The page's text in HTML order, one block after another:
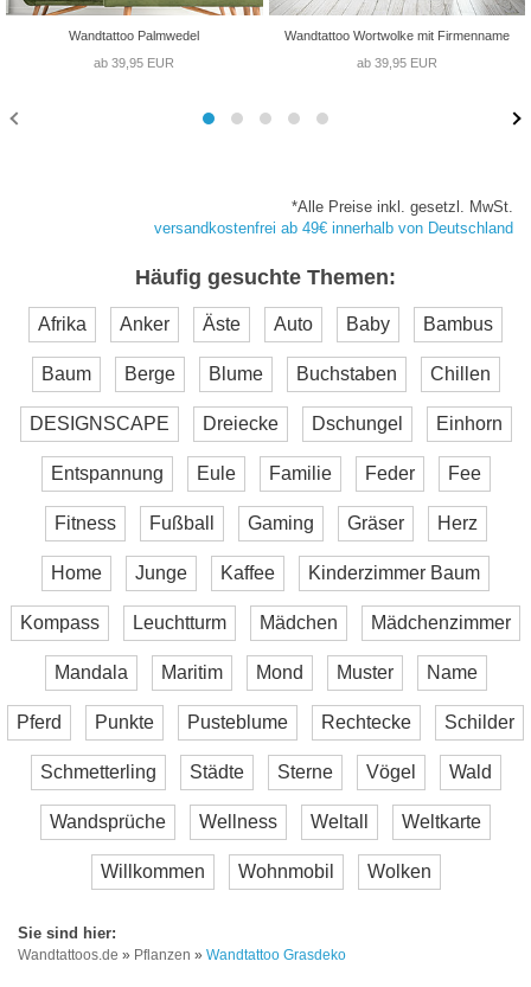
Wandtattoo Palmwedel
ab 39,95 EUR
Wandtattoo Wortwolke mit Firmenname
ab 39,95 EUR
*Alle Preise inkl. gesetzl. MwSt.
versandkostenfrei ab 49€ innerhalb von Deutschland
Häufig gesuchte Themen:
Afrika Anker Äste Auto Baby Bambus
Baum Berge Blume Buchstaben Chillen
DESIGNSCAPE Dreiecke Dschungel Einhorn
Entspannung Eule Familie Feder Fee
Fitness Fußball Gaming Gräser Herz
Home Junge Kaffee Kinderzimmer Baum
Kompass Leuchtturm Mädchen Mädchenzimmer
Mandala Maritim Mond Muster Name
Pferd Punkte Pusteblume Rechtecke Schilder
Schmetterling Städte Sterne Vögel Wald
Wandsprüche Wellness Weltall Weltkarte
Willkommen Wohnmobil Wolken
Wandtattoos.de » Pflanzen » Wandtattoo Grasdeko